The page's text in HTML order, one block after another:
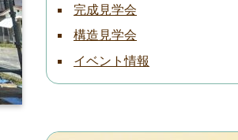
完成見学会
構造見学会
イベント情報